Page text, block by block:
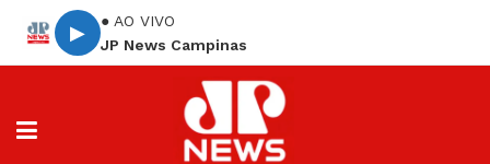
▶
● AO VIVO
JP News Campinas